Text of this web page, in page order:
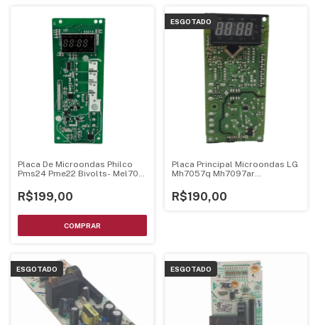
Placa De Microondas Philco
Pms24 Pme22 Bivolts- Mel705
R$199,00
ESGOTADO
Placa Principal Microondas LG
Mh7057q Mh7097ar
R$190,00
ESGOTADO ESGOTADO